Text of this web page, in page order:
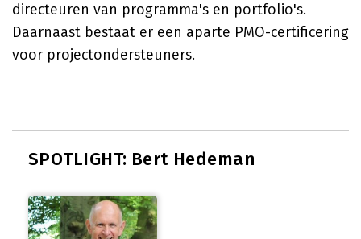
directeuren van programma's en portfolio's.
Daarnaast bestaat er een aparte PMO-certificering
voor projectondersteuners.
SPOTLIGHT: Bert Hedeman